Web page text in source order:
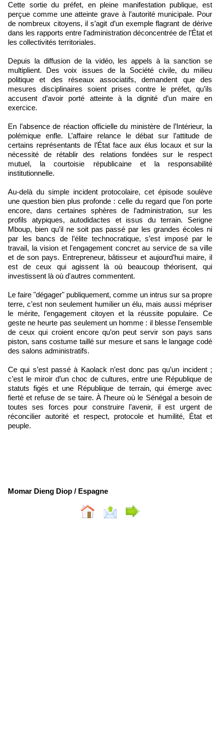
Cette sortie du préfet, en pleine manifestation publique, est
perçue comme une atteinte grave à l’autorité municipale. Pour
de nombreux citoyens, il s’agit d’un exemple flagrant de dérive
dans les rapports entre l’administration déconcentrée de l’État et
les collectivités territoriales.
Depuis la diffusion de la vidéo, les appels à la sanction se
multiplient. Des voix issues de la Société civile, du milieu
politique et des réseaux associatifs, demandent que des
mesures disciplinaires soient prises contre le préfet, qu’ils
accusent d’avoir porté atteinte à la dignité d’un maire en
exercice.
En l’absence de réaction officielle du ministère de l’Intérieur, la
polémique enfle. L’affaire relance le débat sur l’attitude de
certains représentants de l’État face aux élus locaux et sur la
nécessité de rétablir des relations fondées sur le respect
mutuel, la courtoisie républicaine et la responsabilité
institutionnelle.
Au-delà du simple incident protocolaire, cet épisode soulève
une question bien plus profonde : celle du regard que l’on porte
encore, dans certaines sphères de l’administration, sur les
profils atypiques, autodidactes et issus du terrain. Serigne
Mboup, bien qu’il ne soit pas passé par les grandes écoles ni
par les bancs de l’élite technocratique, s’est imposé par le
travail, la vision et l'engagement concret au service de sa ville
et de son pays. Entrepreneur, bâtisseur et aujourd’hui maire, il
est de ceux qui agissent là où beaucoup théorisent, qui
investissent là où d'autres commentent.
Le faire "dégager" publiquement, comme un intrus sur sa propre
terre, c’est non seulement humilier un élu, mais aussi mépriser
le mérite, l’engagement citoyen et la réussite populaire. Ce
geste ne heurte pas seulement un homme : il blesse l’ensemble
de ceux qui croient encore qu’on peut servir son pays sans
piston, sans costume taillé sur mesure et sans le langage codé
des salons administratifs.
Ce qui s’est passé à Kaolack n’est donc pas qu’un incident ;
c’est le miroir d’un choc de cultures, entre une République de
statuts figés et une République de terrain, qui émerge avec
fierté et refuse de se taire. À l’heure où le Sénégal a besoin de
toutes ses forces pour construire l’avenir, il est urgent de
réconcilier autorité et respect, protocole et humilité, État et
peuple.
Momar Dieng Diop / Espagne